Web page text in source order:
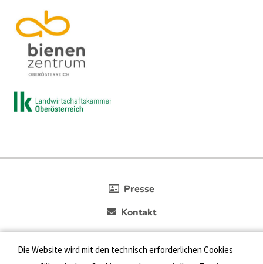
Presse
Kontakt
Datenschutz
Die Website wird mit den technisch erforderlichen Cookies